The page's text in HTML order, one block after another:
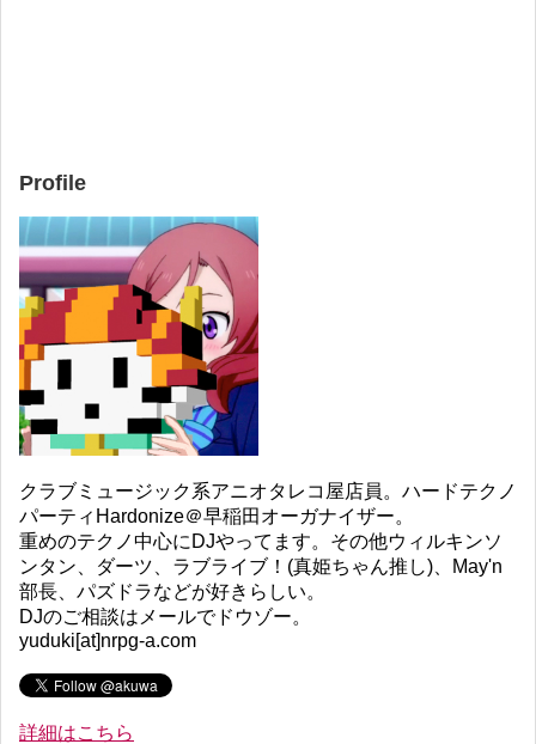
Profile
クラブミュージック系アニオタレコ屋店員。ハードテクノ
パーティHardonize＠早稲田オーガナイザー。
重めのテクノ中心にDJやってます。その他ウィルキンソ
ンタン、ダーツ、ラブライブ！(真姫ちゃん推し)、May'n
部長、パズドラなどが好きらしい。
DJのご相談はメールでドウゾー。
yuduki[at]nrpg-a.com
詳細はこちら